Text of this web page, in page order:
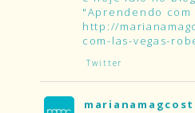
"Aprendendo com
http://
com-las-vegas-
Twitter